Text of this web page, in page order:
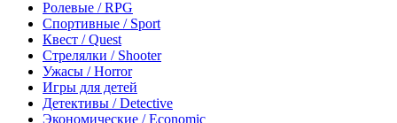
Ролевые / RPG
Спортивные / Sport
Квест / Quest
Стрелялки / Shooter
Ужасы / Horror
Игры для детей
Детективы / Detective
Экономические / Economic